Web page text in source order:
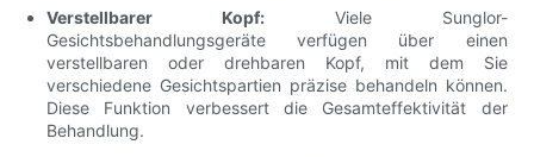
Verstellbarer Kopf: Viele Sunglor-
Gesichtsbehandlungsgeräte verfügen über einen
verstellbaren oder drehbaren Kopf, mit dem Sie
verschiedene Gesichtspartien präzise behandeln können.
Diese Funktion verbessert die Gesamteffektivität der
Behandlung.